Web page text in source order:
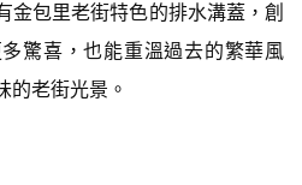
金包里老街特色的排水溝蓋，創
驚喜，也能重溫過去的繁華風
的老街光景。